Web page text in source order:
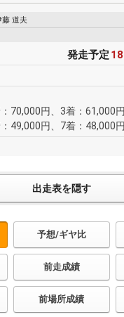
藤 道夫
発走予定
70,000円、3着：61,000
49,000円、7着：48,000円
予想/ギヤ比
前走成績
前場所成績